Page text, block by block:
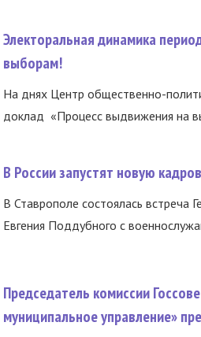
Электоральная динамика
выборам!
На днях Центр общественно-
доклад «Процесс выдвижения на
В России запустят новую
В Ставрополе состоялась встреча
Евгения Поддубного с
Председатель комиссии
муниципальное управление»